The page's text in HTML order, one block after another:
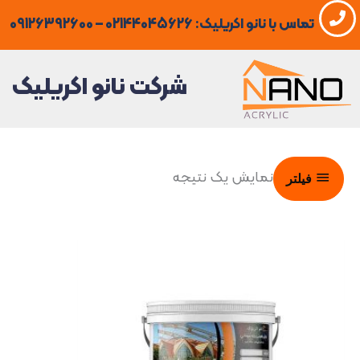
رفتن
به
محتوا
تماس با نانو اکریلیک: 02144045626 – 09126392600
شرکت نانو اکریلیک
فیلتر نمایش یک نتیجه